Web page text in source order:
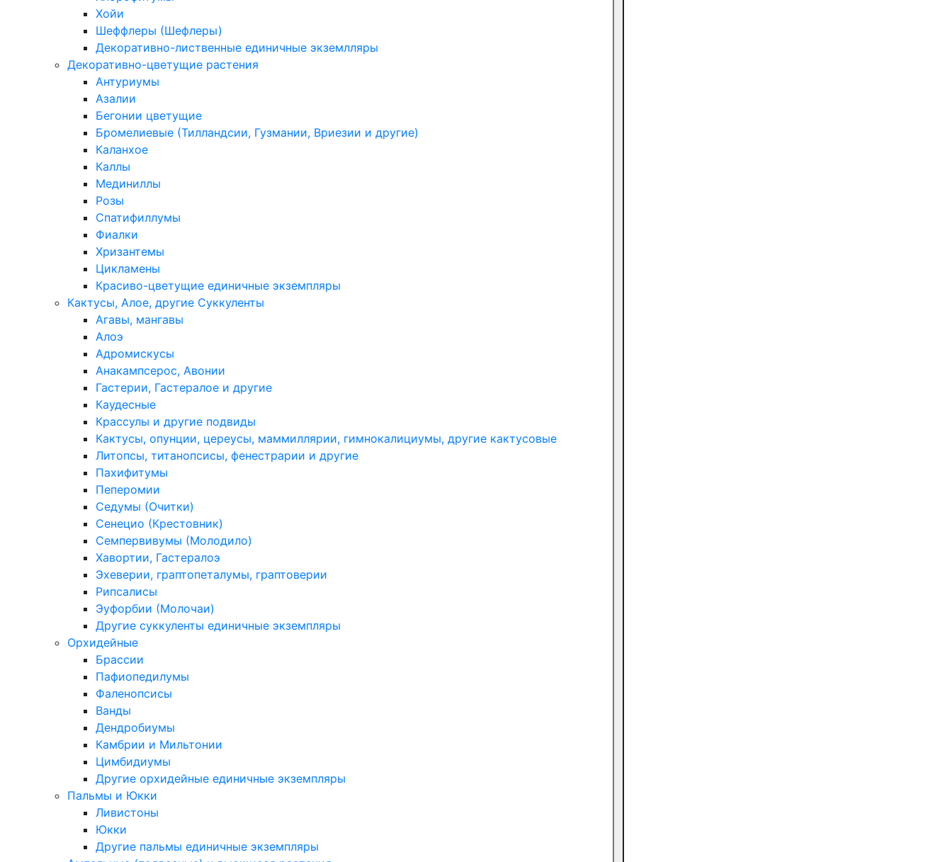
Хойи
Шеффлеры (Шефлеры)
Декоративно-лиственные единичные экземлляры
Декоративно-цветущие растения
Антуриумы
Азалии
Бегонии цветущие
Бромелиевые (Тилландсии, Гузмании, Вриезии и другие)
Каланхое
Каллы
Мединиллы
Розы
Спатифиллумы
Фиалки
Хризантемы
Цикламены
Красиво-цветущие единичные экземпляры
Кактусы, Алое, другие Суккуленты
Агавы, мангавы
Алоэ
Адромискусы
Анакампсерос, Авонии
Гастерии, Гастералое и другие
Каудесные
Крассулы и другие подвиды
Кактусы, опунции, цереусы, маммиллярии, гимнокалициумы, другие кактусовые
Литопсы, титанопсисы, фенестрарии и другие
Пахифитумы
Пеперомии
Седумы (Очитки)
Сенецио (Крестовник)
Семпервивумы (Молодило)
Хавортии, Гастералоэ
Эхеверии, граптопеталумы, граптоверии
Рипсалисы
Эуфорбии (Молочаи)
Другие суккуленты единичные экземпляры
Орхидейные
Брассии
Пафиопедилумы
Фаленопсисы
Ванды
Дендробиумы
Камбрии и Мильтонии
Цимбидиумы
Другие орхидейные единичные экземпляры
Пальмы и Юкки
Ливистоны
Юкки
Другие пальмы единичные экземпляры